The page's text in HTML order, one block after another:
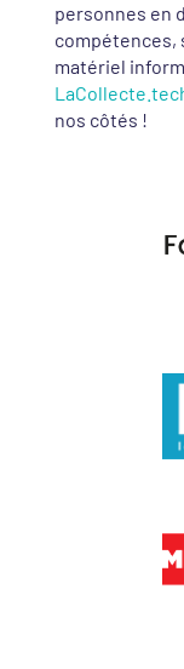
personnes en
compétences,
matériel
nos côtés !